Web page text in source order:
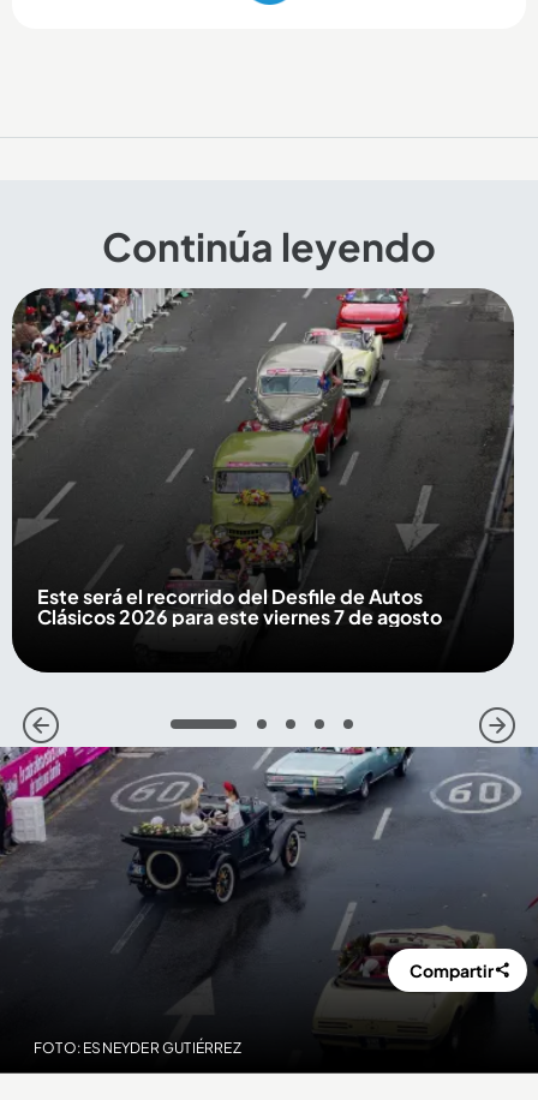
Continúa leyendo
Este será el recorrido del Desfile de Autos
Clásicos 2026 para este viernes 7 de agosto
1 2 3 4 5
FOTO: ESNEYDER GUTIÉRREZ
Compartir